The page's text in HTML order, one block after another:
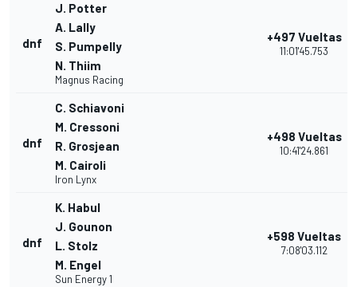
dnf
J. Potter
A. Lally
S. Pumpelly
N. Thiim
Magnus Racing
+497 Vueltas
11:01'45.753
dnf
C. Schiavoni
M. Cressoni
R. Grosjean
M. Cairoli
Iron Lynx
+498 Vueltas
10:41'24.861
dnf
K. Habul
J. Gounon
L. Stolz
M. Engel
Sun Energy 1
+598 Vueltas
7:08'03.112